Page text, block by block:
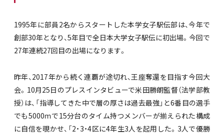
1995年に部員2名からスタートした本学女子駅伝部は、今年で
創部30年となり、5年目で全日本大学女子駅伝に初出場。今回で
27年連続27回目の出場になります。
昨年、2017年から続く連覇が途切れ、王座奪還を目指す今回大
会。10月25日のプレスインタビューで米田勝朗監督（法学部教
授）は、「指導してきた中で層の厚さは過去最強」と6番目の選手
でも5000ｍで15分台のタイム持つメンバーが揃えられた構成
に自信を覗かせ、「2・3・4区に4年生3人を起用した。3人で優勝